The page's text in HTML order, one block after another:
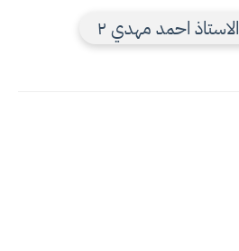
الاستاذ احمد مهدي ٢